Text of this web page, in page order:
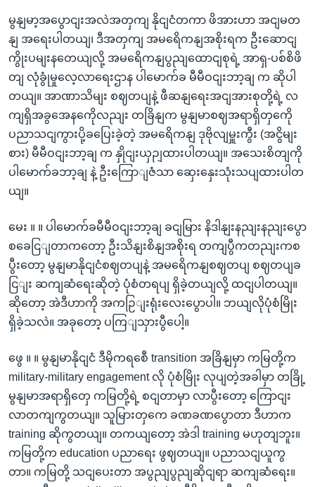
မွနျမာ့အပွောငျးအလဲအတှကျ နိုငျငံတကာ ဖိအားဟာ အငျမတ
နျ အရေးပါတယျ၊ ဒီအတှကျ အမရေိကနျအစိုးရက ဦးဆောငျ
ကွိုးပမျးနတေယျလို့ အမရေိကနျပွညျထောငျစုရဲ့ အာရှ-ပစ်စိဖိ
တျ လုံခွုံမှုလေ့လာရေးဌာန ပါမောက်ခ မီမီဝငျးဘာ့ချ က ဆိုပါ
တယျ။ အာဏာသိမျး စဈတပျနဲ့ ဖီဆနျရေးအငျအားစုတို့ရဲ့ လ
ကျရှိအခွအေနကေိုလညျး တခြိနျက မွနျမာစဈအရာရှိတှကေို
ပညာသငျကွားပို့ခပြေးခဲ့တဲ့ အမရေိကနျ ဒုဗိုလျမှူးကွီး (အငွိမျး
စား) မီမီဝငျးဘာ့ချ က နှိုငျးယှဉျထားပါတယျ။ အသေးစိတျကို
ပါမောက်ခဘာ့ချ နဲ့ ဦးကြောျဇံသာ ဆှေးနှေးသုံးသပျထားပါတ
ယျ။
မေး ။ ။ ပါမောက်ခမီမီဝငျးဘာ့ချ ခငျမြား နိဒါနျးနညျးနညျးပွော
စခေငြျတာကတော့ ဦးသိနျးစိနျအစိုးရ တကျပွီကတညျးကစ
ပွီးတော့ မွနျမာနိုငျငံစဈတပျနဲ့ အမရေိကနျစဈတပျ စဈတပျခ
ငြျး ဆကျဆံရေးဆိုတဲ့ ပုံစံတရပျ ရှိခဲ့တယျလို့ ထငျပါတယျ။
ဆိုတော့ အဲဒီဟာကို အကဉြျးရုံးလေးပွောပါ။ ဘယျလိုပုံစံမြိုး
ရှိခဲ့သလဲ။ အခုတော့ ပကြျသှားပွီပေါ့။
ဖွေ ။ ။ မွနျမာနိုငျငံ ဒီမိုကရစေီ transition အခြိနျမှာ ကမြတို့က
military-military engagement လို ပုံစံမြိုး လုပျတဲ့အခါမှာ တခြို့
မွနျမာအရာရှိတှေ ကမြတို့ရဲ့ စငျတာမှာ လာပွီးတော့ ကြောငျး
လာတကျကွတယျ။ သူမြားတှကေ ခဏခဏပွောတာ ဒီဟာက
training ဆိုကွတယျ။ တကယျတော့ အဲဒါ training မဟုတျဘူး။
ကမြတို့က education ပညာရေး ဖွဈတယျ။ ပညာသငျယူကွ
တာ။ ကမြတို့ သငျပေးတာ အပွညျပွညျဆိုငျရာ ဆကျဆံရေး။